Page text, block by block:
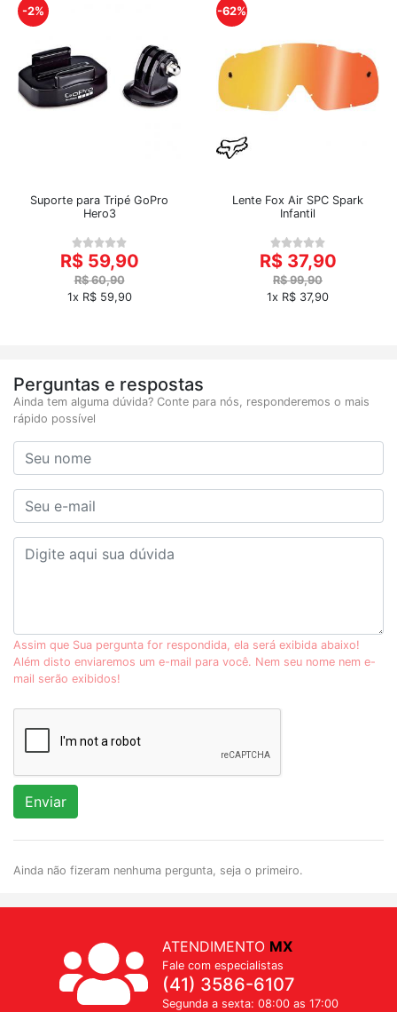
-2%
Suporte para Tripé GoPro
Hero3
R$ 59,90
R$ 60,90
1x R$ 59,90
-62%
Lente Fox Air SPC Spark
Infantil
R$ 37,90
R$ 99,90
1x R$ 37,90
Perguntas e respostas
Ainda tem alguma dúvida? Conte para nós, responderemos o mais
rápido possível
Assim que Sua pergunta for respondida, ela será exibida abaixo!
Além disto enviaremos um e-mail para você. Nem seu nome nem e-
mail serão exibidos!
Enviar
Ainda não fizeram nenhuma pergunta, seja o primeiro.
ATENDIMENTO MX
Fale com especialistas
(41) 3586-6107
Segunda a sexta: 08:00 as 17:00